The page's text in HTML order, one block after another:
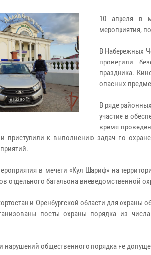
10 апреля в
мероприятия,
В Набережных
проверили
праздника.
опасных
В ряде
участие в
время
приступили к выполнению задач по
в мечети «Кул Шариф» на
отдельного батальона вневедомственной
и Оренбургской области для охраны
посты охраны порядка из
нарушений общественного порядка не